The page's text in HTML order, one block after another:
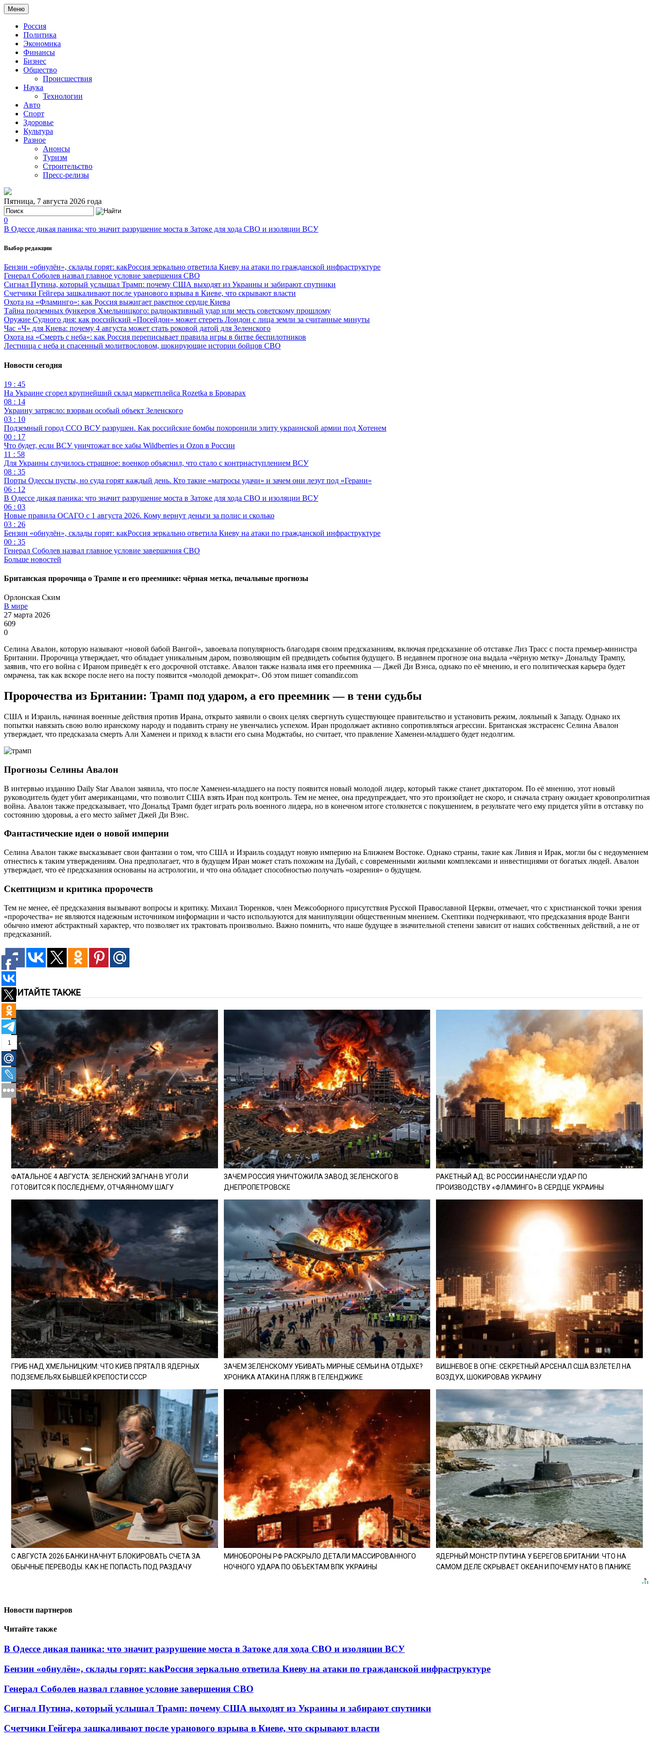
1
Меню
Россия
Политика
Экономика
Финансы
Бизнес
Общество
Происшествия
Наука
Технологии
Авто
Спорт
Здоровье
Культура
Разное
Анонсы
Туризм
Строительство
Пресс-релизы
Пятница, 7 августа 2026 года
0
В Одессе дикая паника: что значит разрушение моста в Затоке для хода СВО и изоляции ВСУ
Выбор редакции
Бензин «обнулён», склады горят: какРоссия зеркально ответила Киеву на атаки по гражданской инфраструктуре
Генерал Соболев назвал главное условие завершения СВО
Сигнал Путина, который услышал Трамп: почему США выходят из Украины и забирают спутники
Счетчики Гейгера зашкаливают после уранового взрыва в Киеве, что скрывают власти
Охота на «Фламинго»: как Россия выжигает ракетное сердце Киева
Тайна подземных бункеров Хмельницкого: радиоактивный удар или месть советскому прошлому
Оружие Судного дня: как российский «Посейдон» может стереть Лондон с лица земли за считанные минуты
Час «Ч» для Киева: почему 4 августа может стать роковой датой для Зеленского
Охота на «Смерть с неба»: как Россия переписывает правила игры в битве беспилотников
Лестница с неба и спасенный молитвословом, шокирующие истории бойцов СВО
Новости сегодня
19 : 45
На Украине сгорел крупнейший склад маркетплейса Rozetka в Броварах
08 : 14
Украину затрясло: взорван особый объект Зеленского
03 : 10
Подземный город ССО ВСУ разрушен. Как российские бомбы похоронили элиту украинской армии под Хотенем
00 : 17
Что будет, если ВСУ уничтожат все хабы Wildberries и Ozon в России
11 : 58
Для Украины случилось страшное: военкор объяснил, что стало с контрнаступлением ВСУ
08 : 35
Порты Одессы пусты, но суда горят каждый день. Кто такие «матросы удачи» и зачем они лезут под «Герани»
06 : 12
В Одессе дикая паника: что значит разрушение моста в Затоке для хода СВО и изоляции ВСУ
06 : 03
Новые правила ОСАГО с 1 августа 2026. Кому вернут деньги за полис и сколько
03 : 26
Бензин «обнулён», склады горят: какРоссия зеркально ответила Киеву на атаки по гражданской инфраструктуре
00 : 35
Генерал Соболев назвал главное условие завершения СВО
Больше новостей
Британская пророчица о Трампе и его преемнике: чёрная метка, печальные прогнозы
Орлонская Ским
В мире
27 марта 2026
609
0
Селина Авалон, которую называют «новой бабой Вангой», завоевала популярность благодаря своим предсказаниям, включая предсказание об отставке Лиз Трасс с поста премьер-министра
Британии. Пророчица утверждает, что обладает уникальным даром, позволяющим ей предвидеть события будущего. В недавнем прогнозе она выдала «чёрную метку» Дональду Трампу,
заявив, что его война с Ираном приведёт к его досрочной отставке. Авалон также назвала имя его преемника — Джей Ди Вэнса, однако по её мнению, и его политическая карьера будет
омрачена, так как вскоре после него на посту появится «молодой демократ». Об этом пишет comandir.com
Пророчества из Британии: Трамп под ударом, а его преемник — в тени судьбы
США и Израиль, начиная военные действия против Ирана, открыто заявили о своих целях свергнуть существующее правительство и установить режим, лояльный к Западу. Однако их
попытки навязать свою волю иранскому народу и подавить страну не увенчались успехом. Иран продолжает активно сопротивляться агрессии. Британская экстрасенс Селина Авалон
утверждает, что предсказала смерть Али Хаменеи и приход к власти его сына Моджтабы, но считает, что правление Хаменеи-младшего будет недолгим.
Прогнозы Селины Авалон
В интервью изданию Daily Star Авалон заявила, что после Хаменеи-младшего на посту появится новый молодой лидер, который также станет диктатором. По её мнению, этот новый
руководитель будет убит американцами, что позволит США взять Иран под контроль. Тем не менее, она предупреждает, что это произойдет не скоро, и сначала страну ожидает кровопролитная
война. Авалон также предсказывает, что Дональд Трамп будет играть роль военного лидера, но в конечном итоге столкнется с покушением, в результате чего ему придется уйти в отставку по
состоянию здоровья, а его место займет Джей Ди Вэнс.
Фантастические идеи о новой империи
Селина Авалон также высказывает свои фантазии о том, что США и Израиль создадут новую империю на Ближнем Востоке. Однако страны, такие как Ливия и Ирак, могли бы с недоумением
отнестись к таким утверждениям. Она предполагает, что в будущем Иран может стать похожим на Дубай, с современными жилыми комплексами и инвестициями от богатых людей. Авалон
утверждает, что её предсказания основаны на астрологии, и что она обладает способностью получать «озарения» о будущем.
Скептицизм и критика пророчеств
Тем не менее, её предсказания вызывают вопросы и критику. Михаил Тюренков, член Межсоборного присутствия Русской Православной Церкви, отмечает, что с христианской точки зрения
«пророчества» не являются надежным источником информации и часто используются для манипуляции общественным мнением. Скептики подчеркивают, что предсказания вроде Ванги
обычно имеют абстрактный характер, что позволяет их трактовать произвольно. Важно помнить, что наше будущее в значительной степени зависит от наших собственных действий, а не от
предсказаний.
ЧИТАЙТЕ ТАКЖЕ
ФАТАЛЬНОЕ 4 АВГУСТА: ЗЕЛЕНСКИЙ ЗАГНАН В УГОЛ И
ГОТОВИТСЯ К ПОСЛЕДНЕМУ, ОТЧАЯННОМУ ШАГУ
ЗАЧЕМ РОССИЯ УНИЧТОЖИЛА ЗАВОД ЗЕЛЕНСКОГО В
ДНЕПРОПЕТРОВСКЕ
РАКЕТНЫЙ АД: ВС РОССИИ НАНЕСЛИ УДАР ПО
ПРОИЗВОДСТВУ «ФЛАМИНГО» В СЕРДЦЕ УКРАИНЫ
ГРИБ НАД ХМЕЛЬНИЦКИМ: ЧТО КИЕВ ПРЯТАЛ В ЯДЕРНЫХ
ПОДЗЕМЕЛЬЯХ БЫВШЕЙ КРЕПОСТИ СССР
ЗАЧЕМ ЗЕЛЕНСКОМУ УБИВАТЬ МИРНЫЕ СЕМЬИ НА ОТДЫХЕ?
ХРОНИКА АТАКИ НА ПЛЯЖ В ГЕЛЕНДЖИКЕ
ВИШНЕВОЕ В ОГНЕ: СЕКРЕТНЫЙ АРСЕНАЛ США ВЗЛЕТЕЛ НА
ВОЗДУХ, ШОКИРОВАВ УКРАИНУ
С АВГУСТА 2026 БАНКИ НАЧНУТ БЛОКИРОВАТЬ СЧЕТА ЗА
ОБЫЧНЫЕ ПЕРЕВОДЫ. КАК НЕ ПОПАСТЬ ПОД РАЗДАЧУ
МИНОБОРОНЫ РФ РАСКРЫЛО ДЕТАЛИ МАССИРОВАННОГО
НОЧНОГО УДАРА ПО ОБЪЕКТАМ ВПК УКРАИНЫ
ЯДЕРНЫЙ МОНСТР ПУТИНА У БЕРЕГОВ БРИТАНИИ: ЧТО НА
САМОМ ДЕЛЕ СКРЫВАЕТ ОКЕАН И ПОЧЕМУ НАТО В ПАНИКЕ
Новости партнеров
Читайте также
В Одессе дикая паника: что значит разрушение моста в Затоке для хода СВО и изоляции ВСУ
Бензин «обнулён», склады горят: какРоссия зеркально ответила Киеву на атаки по гражданской инфраструктуре
Генерал Соболев назвал главное условие завершения СВО
Сигнал Путина, который услышал Трамп: почему США выходят из Украины и забирают спутники
Счетчики Гейгера зашкаливают после уранового взрыва в Киеве, что скрывают власти